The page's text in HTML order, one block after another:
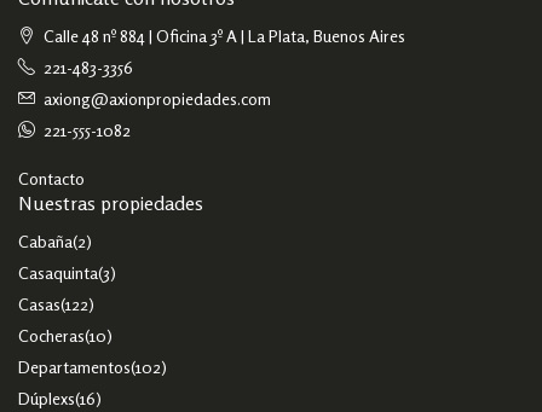
Calle 48 nº 884 | Oficina 3º A | La Plata, Buenos Aires
221-483-3356
axiong@axionpropiedades.com
221-555-1082
Contacto
Nuestras propiedades
Cabaña(2)
Casaquinta(3)
Casas(122)
Cocheras(10)
Departamentos(102)
Dúplexs(16)